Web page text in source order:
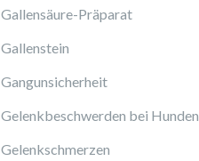
Gallensäure-Präparat
Gallenstein
Gangunsicherheit
Gelenkbeschwerden bei Hunden
Gelenkschmerzen